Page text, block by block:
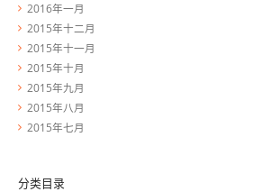
2016年一月
2015年十二月
2015年十一月
2015年十月
2015年九月
2015年八月
2015年七月
分类目录